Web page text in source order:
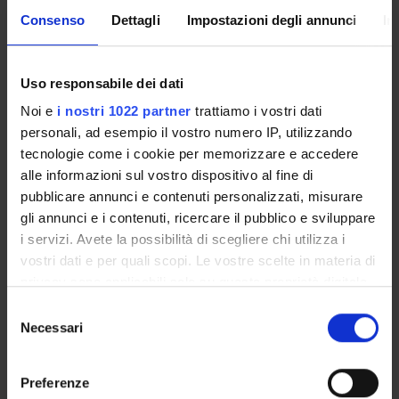
Consenso Dettagli Impostazioni degli annunci
Uso responsabile dei dati
Noi e i nostri 1022 partner trattiamo i vostri dati
personali, ad esempio il vostro numero IP, utilizzando
tecnologie come i cookie per memorizzare e accedere
alle informazioni sul vostro dispositivo al fine di
pubblicare annunci e contenuti personalizzati, misurare
gli annunci e i contenuti, ricercare il pubblico e sviluppare
i servizi. Avete la possibilità di scegliere chi utilizza i
vostri dati e per quali scopi. Le vostre scelte in materia di
modificare o revocare il proprio consenso in qualsiasi
momento dalla Dichiarazione sui cookie o facendo clic
Necessari
Preferenze
Per una adeguata preparazione all’esame, gli Studenti devono:
CITOLOGIA
1. Definizione di cellula procariotica e di cellula eucariotica.
2. I diversi compartimenti subcellulari: definizione, morfologia
al microscopio ottico (MO) e al microscopio elettronico (ME) e
ruoli funzionali
3. Definizione, morfologia all’MO e ME e ruoli funzionali di
o cromosomi
o mitosi
o meiosi
o fasi del ciclo cellulare mitotico
4. Definizione, morfologia all’MO e all’ME e ruoli funzionali di
o apoptosi o morte cellulare programmata,
o necroptosi
5. Definizione dei concetti di
o cellule staminali